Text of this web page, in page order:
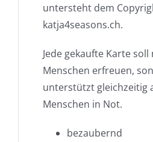
untersteht dem
katja4seasons.ch.
Jede gekaufte Karte
Menschen erfreuen,
unterstützt gleichzeitig
Menschen in Not.
bezaubernd